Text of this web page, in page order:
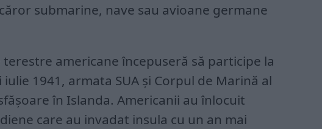
submarine, nave sau avioane germane
americane începuseră să participe la
1941, armata SUA și Corpul de Marină al
în Islanda. Americanii au înlocuit
care au invadat insula cu un an mai